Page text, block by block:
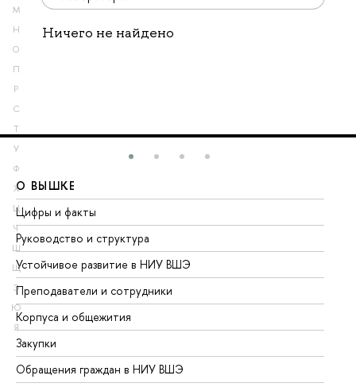
М
Н
О
П
Р
С
Т
У
Ф
Х
Ц
Ч
Ш
Щ
Э
Ю
Я
Ничего не найдено
О ВЫШКЕ
Цифры и факты
Руководство и структура
Устойчивое развитие в НИУ ВШЭ
Преподаватели и сотрудники
Корпуса и общежития
Закупки
Обращения граждан в НИУ ВШЭ